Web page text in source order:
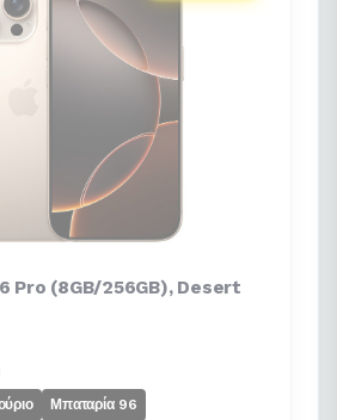
Pro (8GB/256GB), Desert
Μπαταρία 96